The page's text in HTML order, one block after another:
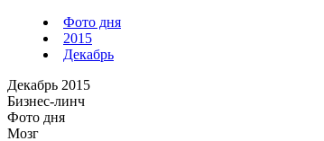
Фото дня
2015
Декабрь
Декабрь 2015
Бизнес-линч
Фото дня
Мозг